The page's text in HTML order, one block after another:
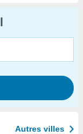
Autres villes